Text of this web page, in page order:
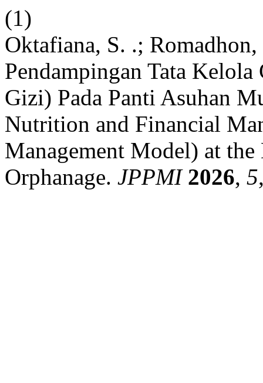
(1)
Oktafiana, S. .;
Pendampingan Tata
Gizi) Pada Panti Asuhan
Nutrition and Financial
Management Model) at
Orphanage. JPPMI 2026, 5